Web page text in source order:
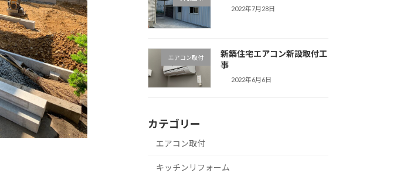
2022年7月28日
エアコン取付
新築住宅エアコン新設取付工
事
2022年6月6日
カテゴリー
エアコン取付
キッチンリフォーム